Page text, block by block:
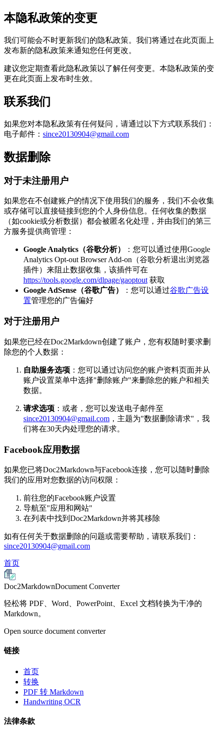
本隐私政策的变更
我们可能会不时更新我们的隐私政策。我们将通过在此页面上
发布新的隐私政策来通知您任何更改。
建议您定期查看此隐私政策以了解任何变更。本隐私政策的变
更在此页面上发布时生效。
联系我们
如果您对本隐私政策有任何疑问，请通过以下方式联系我们：
电子邮件： since20130904@gmail.com
数据删除
对于未注册用户
如果您在不创建账户的情况下使用我们的服务，我们不会收集
或存储可以直接链接到您的个人身份信息。任何收集的数据
（如cookie或分析数据）都会被匿名化处理，并由我们的第三
方服务提供商管理：
Google Analytics（谷歌分析）
：您可以通过使用Google
Analytics Opt-out Browser Add-on（谷歌分析退出浏览器
插件）来阻止数据收集，该插件可在
https://tools.google.com/dlpage/gaoptout 获取
Google AdSense（谷歌广告）
：您可以通过谷歌广告设
置管理您的广告偏好
对于注册用户
如果您已经在Doc2Markdown创建了账户，您有权随时要求删
除您的个人数据：
自助服务选项 ：您可以通过访问您的账户资料页面并从
账户设置菜单中选择"删除账户"来删除您的账户和相关
数据。
请求选项 ：或者，您可以发送电子邮件至
since20130904@gmail.com ，主题为"数据删除请求"，我
们将在30天内处理您的请求。
Facebook应用数据
如果您已将Doc2Markdown与Facebook连接，您可以随时删除
我们的应用对您数据的访问权限：
前往您的Facebook账户设置
导航至"应用和网站"
在列表中找到Doc2Markdown并将其移除
如有任何关于数据删除的问题或需要帮助，请联系我们：
since20130904@gmail.com
首页
Doc2MarkdownDocument Converter
轻松将 PDF、Word、PowerPoint、Excel 文档转换为干净的
Markdown。
Open source document converter
链接
首页
转换
PDF 转 Markdown
Handwriting OCR
法律条款